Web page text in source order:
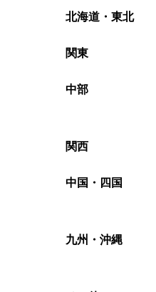
北海道・東北
関東
中部
関西
中国・四国
九州・沖縄